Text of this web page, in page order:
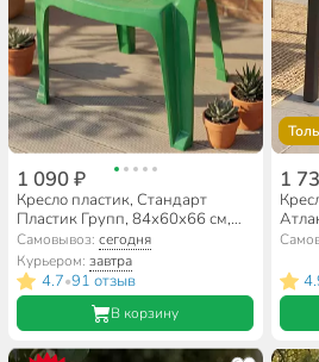
1 090 ₽
Кресло пластик, Стандарт
Пластик Групп, 84х60х66 см,
зеленое, 100 кг
Самовывоз:сегодня
Курьером:завтра
4.7•91 отзыв
В корзину
1
106